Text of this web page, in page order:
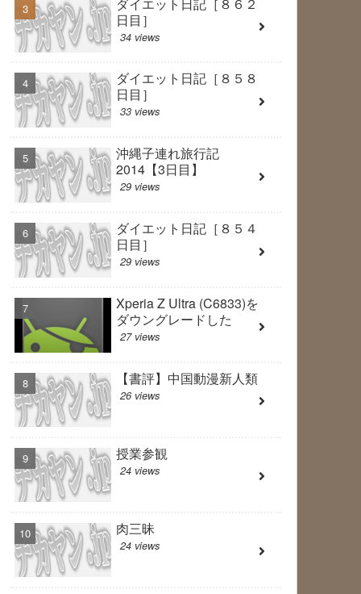
日目］
34 views
ダイエット日記［８５８
日目］
33 views
沖縄子連れ旅行記
2014【3日目】
29 views
ダイエット日記［８５４
日目］
29 views
Xperia Z Ultra (C6833)を
ダウングレードした
27 views
【書評】中国動漫新人類
26 views
授業参観
24 views
肉三昧
24 views